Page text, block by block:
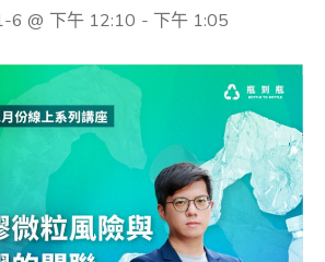
6 @ 下午 12:10 - 下午 1:05